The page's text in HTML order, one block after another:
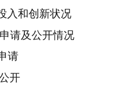
入和创新状况
请及公开情况
请
开